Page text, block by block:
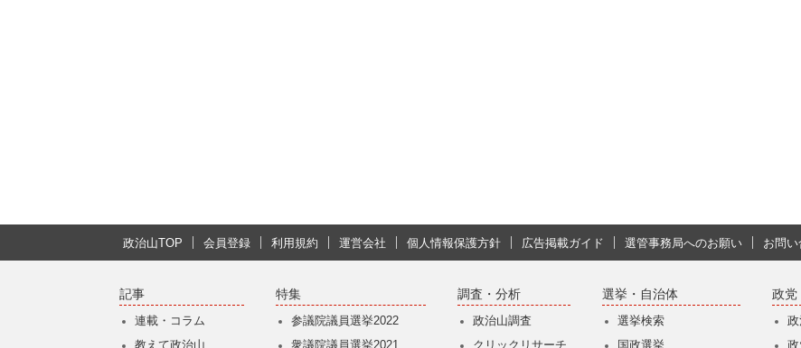
政治山TOP 会員登録 利用規約 運営会社 個人情報保護方針 広告掲載ガイド 選管事務局へのお願い お問
記事
連載・コラム
教えて政治山
特集
参議院議員選挙2022
衆議院議員選挙2021
調査・分析
政治山調査
クリックリサーチ
選挙・自治体
選挙検索
国政選挙
政党